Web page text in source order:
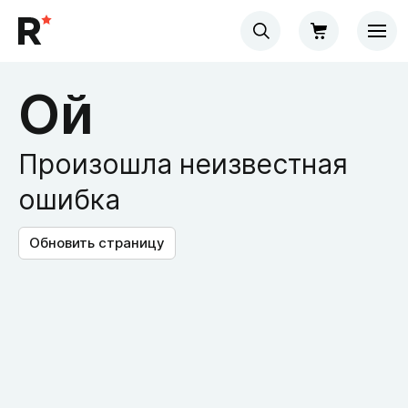
Ой
Произошла неизвестная
ошибка
Обновить страницу